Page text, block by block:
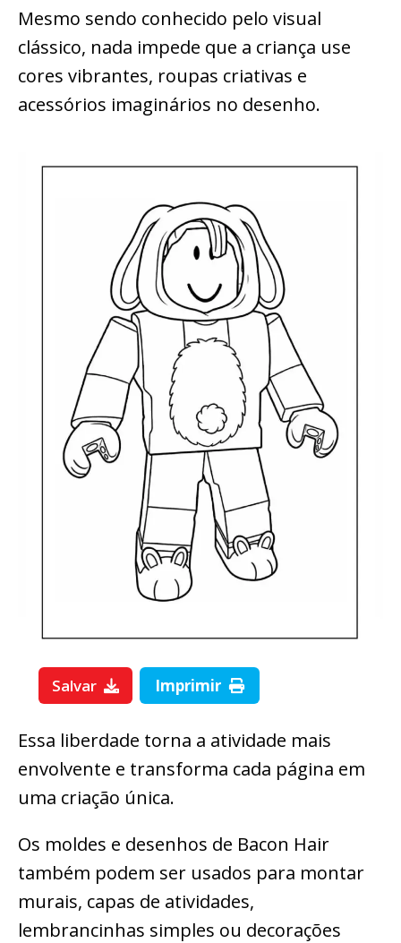
Mesmo sendo conhecido pelo visual
clássico, nada impede que a criança use
cores vibrantes, roupas criativas e
acessórios imaginários no desenho.
Salvar Imprimir
Essa liberdade torna a atividade mais
envolvente e transforma cada página em
uma criação única.
Os moldes e desenhos de Bacon Hair
também podem ser usados para montar
murais, capas de atividades,
lembrancinhas simples ou decorações